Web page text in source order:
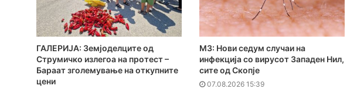
ГАЛЕРИЈА: Земјоделците од
Струмичко излегоа на протест –
Бараат зголемување на откупните
цени
МЗ: Нови седум случаи на
инфекција со вирусот Западен Нил,
сите од Скопје
07.08.2026 15:39